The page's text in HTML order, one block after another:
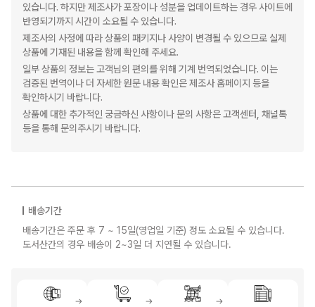
있습니다. 하지만 제조사가 포장이나 성분을 업데이트하는 경우 사이트에
반영되기까지 시간이 소요될 수 있습니다.
제조사의 사정에 따라 상품의 패키지나 사양이 변경될 수 있으므로 실제
상품에 기재된 내용을 함께 확인해 주세요.
일부 상품의 정보는 고객님의 편의를 위해 기계 번역되었습니다. 이는
검증된 번역이나 더 자세한 원문 내용 확인은 제조사 홈페이지 등을
확인하시기 바랍니다.
상품에 대한 추가적인 궁금하신 사항이나 문의 사항은 고객센터, 채널톡
등을 통해 문의주시기 바랍니다.
배송기간
배송기간은 주문 후 7 ~ 15일(영업일 기준) 정도 소요될 수 있습니다.
도서산간의 경우 배송이 2~3일 더 지연될 수 있습니다.